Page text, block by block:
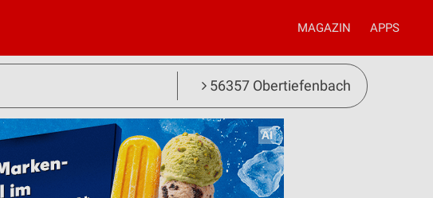
MAGAZIN APPS
56357 Obertiefenbach